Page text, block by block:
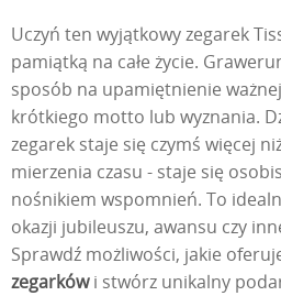
Uczyń ten wyjątkowy zegarek
pamiątką na całe życie.
sposób na upamiętnienie
krótkiego motto lub wyznania.
zegarek staje się czymś więcej
mierzenia czasu - staje się
nośnikiem wspomnień. To
okazji jubileuszu, awansu czy
Sprawdź możliwości, jakie
zegarkówi stwórz unikalny